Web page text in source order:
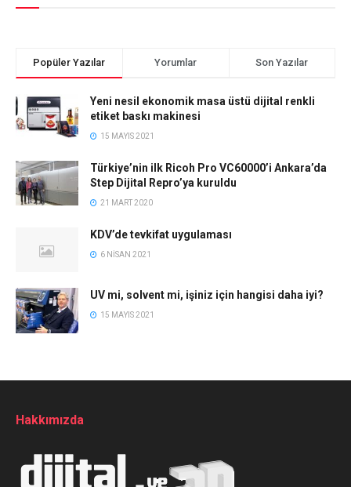
Popüler Yazılar Yorumlar Son Yazılar
Yeni nesil ekonomik masa üstü dijital renkli
etiket baskı makinesi
15 MAYIS 2021
Türkiye’nin ilk Ricoh Pro VC60000’i Ankara’da
Step Dijital Repro’ya kuruldu
21 MART 2020
KDV’de tevkifat uygulaması
6 NISAN 2021
UV mi, solvent mi, işiniz için hangisi daha iyi?
15 MAYIS 2021
Hakkımızda